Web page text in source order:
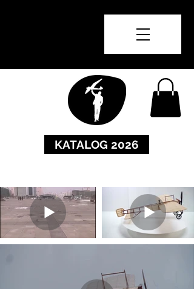
KATALOG 2026